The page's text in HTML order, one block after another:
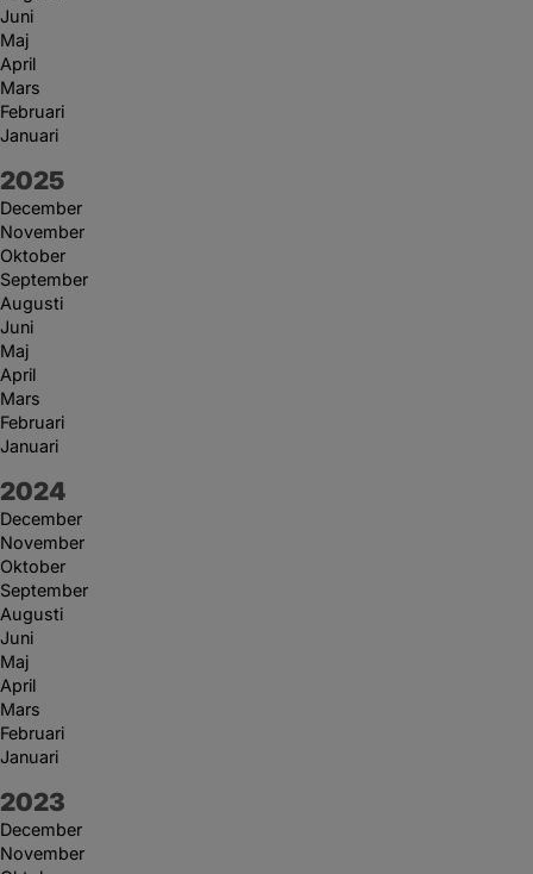
Juni
Maj
April
Mars
Februari
Januari
År:
2025
December
November
Oktober
September
Augusti
Juni
Maj
April
Mars
Februari
Januari
År:
2024
December
November
Oktober
September
Augusti
Juni
Maj
April
Mars
Februari
Januari
År:
2023
December
November